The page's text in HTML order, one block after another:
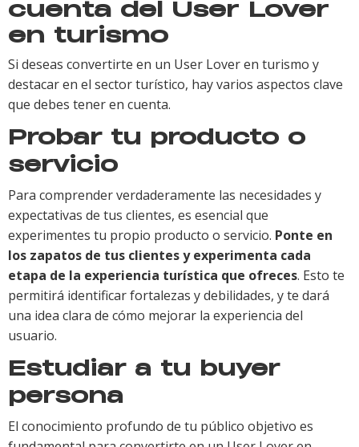
cuenta del User Lover
en turismo
Si deseas convertirte en un User Lover en turismo y
destacar en el sector turístico, hay varios aspectos clave
que debes tener en cuenta.
Probar tu producto o
servicio
Para comprender verdaderamente las necesidades y
expectativas de tus clientes, es esencial que
experimentes tu propio producto o servicio. Ponte en
los zapatos de tus clientes y experimenta cada
etapa de la experiencia turística que ofreces. Esto te
permitirá identificar fortalezas y debilidades, y te dará
una idea clara de cómo mejorar la experiencia del
usuario.
Estudiar a tu buyer
persona
El conocimiento profundo de tu público objetivo es